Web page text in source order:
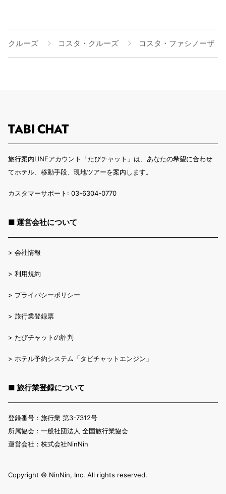
クルーズ コスタ・クルーズ コスタ・ファシノーザ
旅行案内LINEアカウント「たびチャット」は、あなたの希望に合わせ
てホテル、移動手段、現地ツアーを案内します。
カスタマーサポート: 03-6304-0770
■ 運営会社について
> 会社情報
> 利用規約
> プライバシーポリシー
> 旅行業登録票
> たびチャットの評判
> ホテル予約システム「タビチャットエンジン」
■ 旅行業登録について
登録番号：旅行業 第3-7312号
所属協会：一般社団法人 全国旅行業協会
運営会社：株式会社NinNin
Copyright ©︎ NinNin, Inc. All rights reserved.